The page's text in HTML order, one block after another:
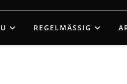
REGELMÄSSIG